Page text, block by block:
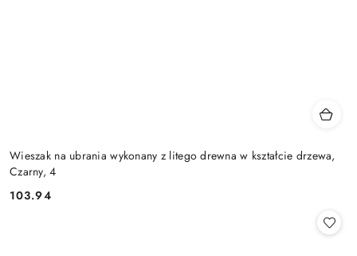
Wieszak na ubrania wykonany z litego drewna w kształcie drzewa,
Czarny, 4
Cena:
103.94